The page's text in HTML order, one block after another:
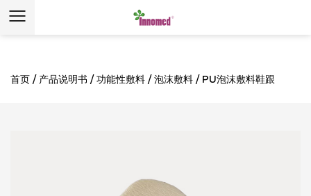
首页 / 产品说明书 /功能性敷料 /泡沫敷料 / PU泡沫敷料鞋跟